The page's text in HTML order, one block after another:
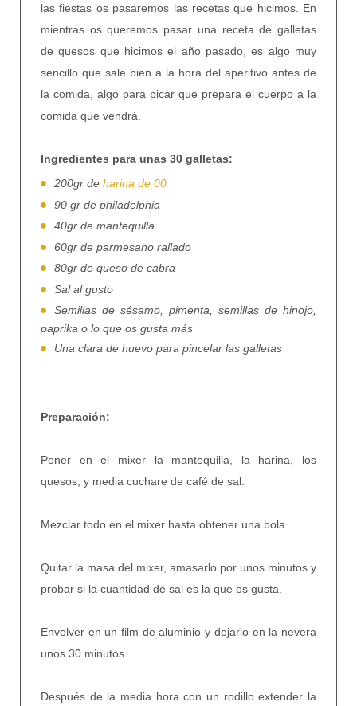
las fiestas os pasaremos las recetas que hicimos. En
mientras os queremos pasar una receta de galletas
de quesos que hicimos el año pasado, es algo muy
sencillo que sale bien a la hora del aperitivo antes de
la comida, algo para picar que prepara el cuerpo a la
comida que vendrá.
Ingredientes para unas 30 galletas:
200gr de harina de 00
90 gr de philadelphia
40gr de mantequilla
60gr de parmesano rallado
80gr de queso de cabra
Sal al gusto
Semillas de sésamo, pimenta, semillas de hinojo,
paprika o lo que os gusta más
Una clara de huevo para pincelar las galletas
Preparación:
Poner en el mixer la mantequilla, la harina, los
quesos, y media cuchare de café de sal.
Mezclar todo en el mixer hasta obtener una bola.
Quitar la masa del mixer, amasarlo por unos minutos y
probar si la cuantidad de sal es la que os gusta.
Envolver en un film de aluminio y dejarlo en la nevera
unos 30 minutos.
Después de la media hora con un rodillo extender la